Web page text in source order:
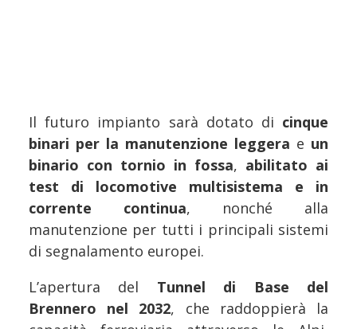
Il futuro impianto sarà dotato di cinque
binari per la manutenzione leggera e un
binario con tornio in fossa, abilitato ai
test di locomotive multisistema e in
corrente continua, nonché alla
manutenzione per tutti i principali sistemi
di segnalamento europei.
L’apertura del Tunnel di Base del
Brennero nel 2032, che raddoppierà la